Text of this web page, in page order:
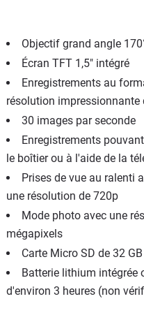
Objectif grand angle
Écran TFT 1,5" intégré
Enregistrements au
résolution impressionnante
30 images par seconde
Enregistrements
le boîtier ou à l'aide de la
Prises de vue au ralenti
une résolution de 720p
Mode photo avec une
mégapixels
Carte Micro SD de 32
Batterie lithium
d'environ 3 heures (non